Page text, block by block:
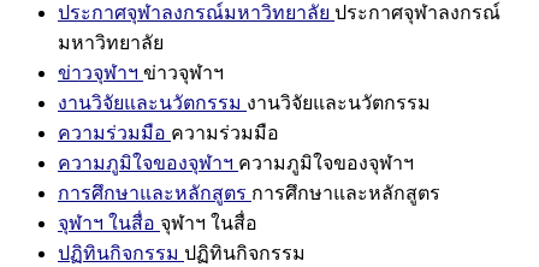
ประกาศจุฬาลงกรณ์มหาวิทยาลัย ประกาศจุฬาลงกรณ์
มหาวิทยาลัย
ข่าวจุฬาฯ ข่าวจุฬาฯ
งานวิจัยและนวัตกรรม งานวิจัยและนวัตกรรม
ความร่วมมือ ความร่วมมือ
ความภูมิใจของจุฬาฯ ความภูมิใจของจุฬาฯ
การศึกษาและหลักสูตร การศึกษาและหลักสูตร
จุฬาฯ ในสื่อ จุฬาฯ ในสื่อ
ปฏิทินกิจกรรม ปฏิทินกิจกรรม